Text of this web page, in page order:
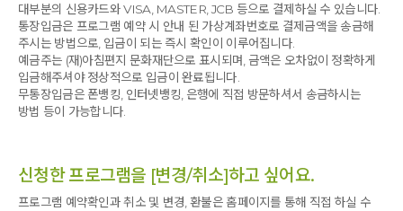
대부분의 신용카드와 VISA, MASTER, JCB 등으로 결제하실 수 있습니다.
통장입금은 프로그램 예약 시 안내 된 가상계좌번호로 결제금액을 송금해
주시는 방법으로, 입금이 되는 즉시 확인이 이루어집니다.
예금주는 (재)아침편지 문화재단으로 표시되며, 금액은 오차없이 정확하게
입금해주셔야 정상적으로 입금이 완료됩니다.
무통장입금은 폰뱅킹, 인터넷뱅킹, 은행에 직접 방문하셔서 송금하시는
방법 등이 가능합니다.
신청한 프로그램을 [변경/취소]하고 싶어요.
프로그램 예약확인과 취소 및 변경, 환불은 홈페이지를 통해 직접 하실 수